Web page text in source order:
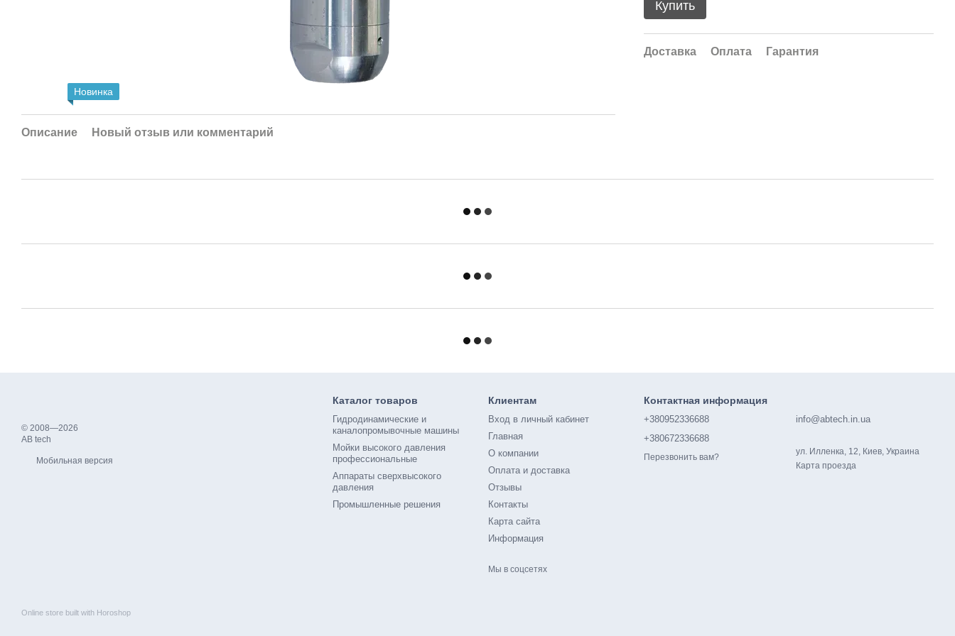
Новинка
Описание Новый отзыв или комментарий
Купить
Доставка Оплата Гарантия
© 2008—2026
AB tech
Мобильная версия
Online store built with Horoshop
Каталог товаров
Гидродинамические и
каналопромывочные машины
Мойки высокого давления
профессиональные
Аппараты сверхвысокого
давления
Промышленные решения
Клиентам
Вход в личный кабинет
Главная
О компании
Оплата и доставка
Отзывы
Контакты
Карта сайта
Информация
Мы в соцсетях
Контактная информация
+380952336688
+380672336688
Перезвонить вам?
info@abtech.in.ua
ул. Илленка, 12, Киев, Украина
Карта проезда